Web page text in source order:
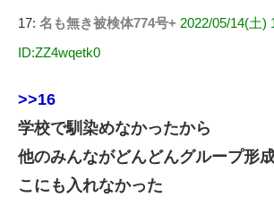
17: 名も無き被検体774号+ 2022/05/14(土)
ID:ZZ4wqetk0
>>16
学校で馴染めなかったから
他のみんながどんどんグループ形
こにも入れなかった